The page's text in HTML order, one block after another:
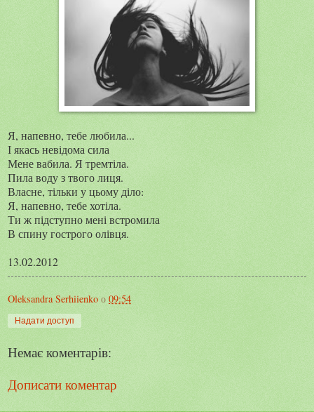
Я, напевно, тебе любила...
І якась невідома сила
Мене вабила. Я тремтіла.
Пила воду з твого лиця.
Власне, тільки у цьому діло:
Я, напевно, тебе хотіла.
Ти ж підступно мені встромила
В спину гострого олівця.
13.02.2012
Oleksandra Serhiienko о 09:54
Надати доступ
Немає коментарів:
Дописати коментар